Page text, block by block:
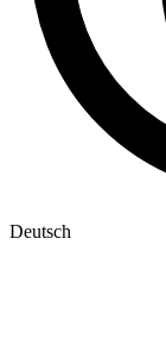
Deutsch